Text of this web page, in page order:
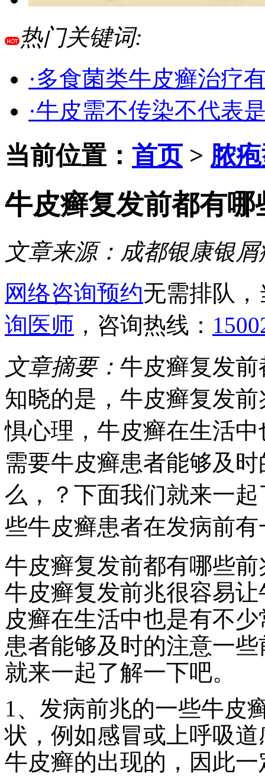
热门关键词:
·多食菌类牛皮癣治疗
·牛皮需不传染不代表
当前位置： 首页> 脓
牛皮癣复发前都有哪
文章来源： 成都银康银
网络咨询预约无需排队
询医师 ，咨询热线：
文章摘要： 牛皮癣复发
知晓的是，牛皮癣复发
惧心理，牛皮癣在生活
需要牛皮癣患者能够及
么，？下面我们就来一
些牛皮癣患者在发病前
牛皮癣复发前都有哪些
牛皮癣复发前兆很容易
皮癣在生活中也是有不
患者能够及时的注意一
就来一起了解一下吧。
1、发病前兆的一些牛皮
状，例如感冒或上呼吸
牛皮癣的出现的，因此